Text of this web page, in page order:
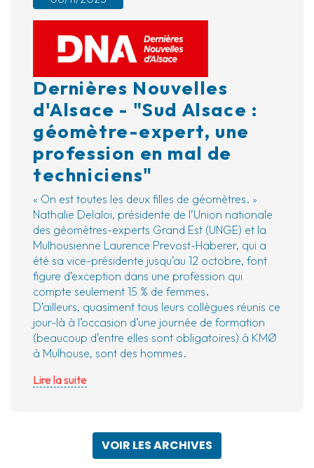
Dernières Nouvelles
d'Alsace - "Sud Alsace :
géomètre-expert, une
profession en mal de
techniciens"
« On est toutes les deux filles de géomètres. »
Nathalie Delaloi, présidente de l’Union nationale
des géomètres-experts Grand Est (UNGE) et la
Mulhousienne Laurence Prevost-Haberer, qui a
été sa vice-présidente jusqu’au 12 octobre, font
figure d’exception dans une profession qui
compte seulement 15 % de femmes.
D’ailleurs, quasiment tous leurs collègues réunis ce
jour-là à l’occasion d’une journée de formation
(beaucoup d’entre elles sont obligatoires) à KMØ
à Mulhouse, sont des hommes.
Lire la suite
VOIR LES ARCHIVES